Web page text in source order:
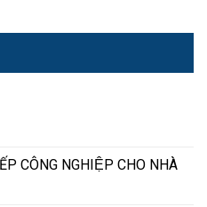
CÔNG NGHIỆP CHO NHÀ